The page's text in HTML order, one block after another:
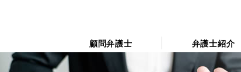
顧問弁護士 弁護士紹介